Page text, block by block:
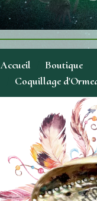
Accueil Boutique
Coquillage